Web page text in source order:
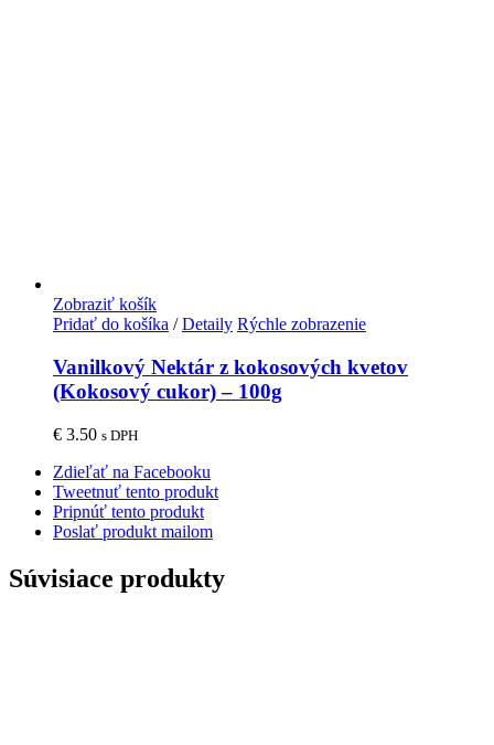
Zobraziť košík
Pridať do košíka / Detaily Rýchle zobrazenie
Vanilkový Nektár z kokosových kvetov
(Kokosový cukor) – 100g
€ 3.50 s DPH
Zdieľať na Facebooku
Tweetnuť tento produkt
Pripnúť tento produkt
Poslať produkt mailom
Súvisiace produkty